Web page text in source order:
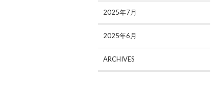
2025年7月
2025年6月
ARCHIVES